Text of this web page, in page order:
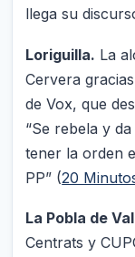
llega su
Loriguilla. La
Cervera
de Vox, que
“Se rebela y
tener la orden
PP” (20
La Pobla de
Centrats y